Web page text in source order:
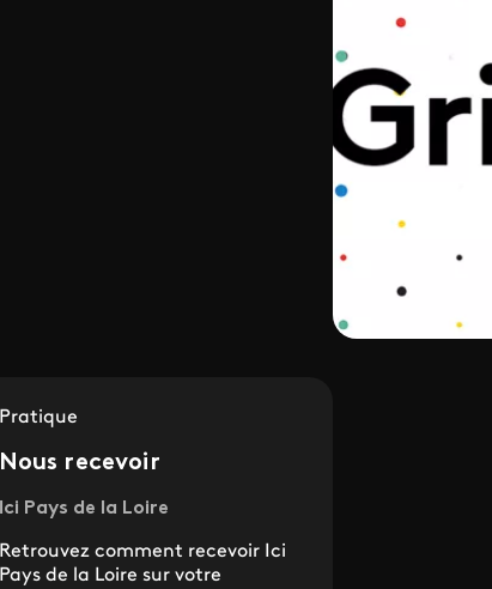
Pratique
Nous recevoir
Ici Pays de la Loire
Retrouvez comment recevoir Ici
Pays de la Loire sur votre